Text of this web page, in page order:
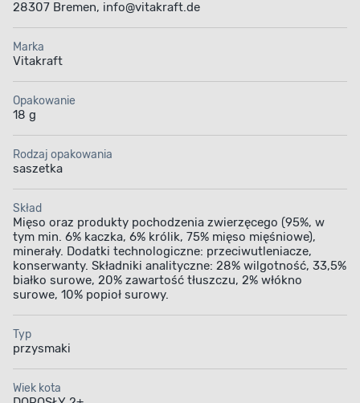
dodatków
28307 Bremen, info@vitakraft.de
Marka
Vitakraft
Opakowanie
18 g
Rodzaj opakowania
saszetka
Skład
Mięso oraz produkty pochodzenia zwierzęcego (95%, w
tym min. 6% kaczka, 6% królik, 75% mięso mięśniowe),
minerały. Dodatki technologiczne: przeciwutleniacze,
konserwanty. Składniki analityczne: 28% wilgotność, 33,5%
białko surowe, 20% zawartość tłuszczu, 2% włókno
surowe, 10% popioł surowy.
Typ
przysmaki
Wiek kota